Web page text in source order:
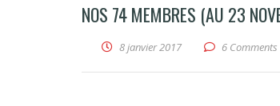
NOS 74 MEMBRES (AU 23
8 janvier 2017 6 Comments